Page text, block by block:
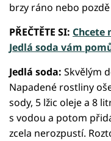
brzy ráno nebo pozdě
PŘEČTĚTE SI: Chcete
Jedlá soda vám
Jedlá soda: Skvělým
Napadené rostliny
sody, 5 lžic oleje a 8
s vodou a potom
zcela nerozpustí.